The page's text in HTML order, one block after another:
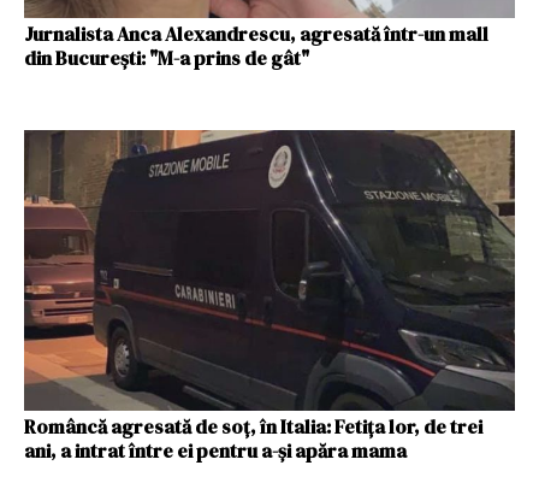
Jurnalista Anca Alexandrescu, agresată într-un mall
din București: "M-a prins de gât"
Româncă agresată de soț, în Italia: Fetița lor, de trei
ani, a intrat între ei pentru a-și apăra mama